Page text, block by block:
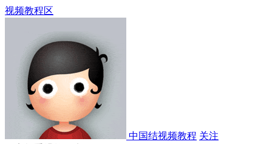
视频教程区
中国结视频教程 关注